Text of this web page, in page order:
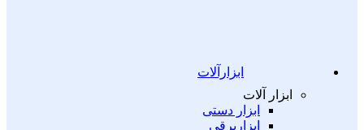
ابزارآلات
ابزار آلات
ابزار دستی
ابزاربرقی